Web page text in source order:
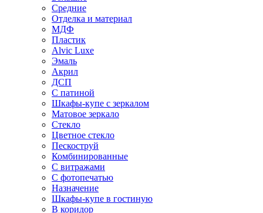
Средние
Отделка и материал
МДФ
Пластик
Alvic Luxe
Эмаль
Акрил
ДСП
С патиной
Шкафы-купе с зеркалом
Матовое зеркало
Стекло
Цветное стекло
Пескоструй
Комбинированные
С витражами
С фотопечатью
Назначение
Шкафы-купе в гостиную
В коридор